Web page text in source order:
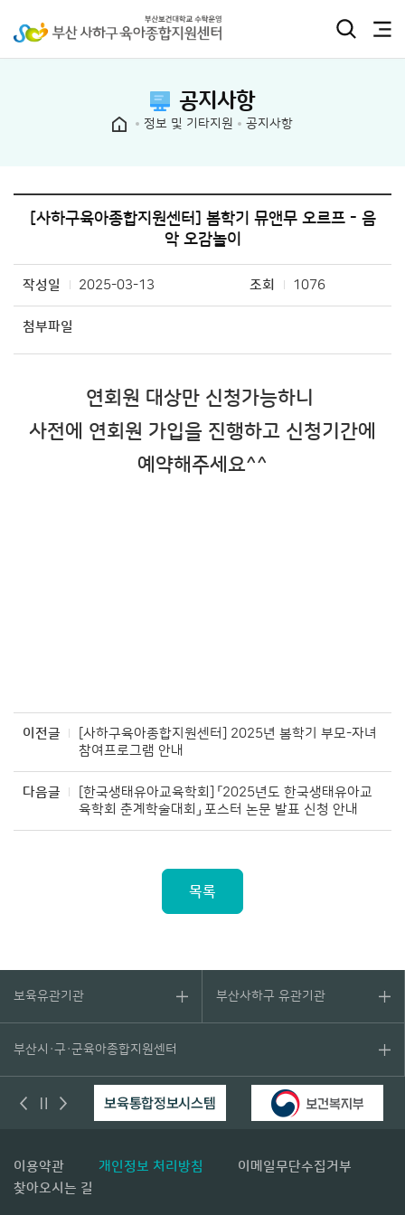
공지사항
정보 및 기타지원 공지사항
[사하구육아종합지원센터] 봄학기 뮤앤무 오르프 - 음
악 오감놀이
작성일 2025-03-13 조회 1076
첨부파일
연회원 대상만 신청가능하니
사전에 연회원 가입을 진행하고 신청기간에
예약해주세요^^
이전글
[사하구육아종합지원센터] 2025년 봄학기 부모-자녀
참여프로그램 안내
다음글
[한국생태유아교육학회] 「2025년도 한국생태유아교
육학회 춘계학술대회」 포스터 논문 발표 신청 안내
목록
보육유관기관 부산사하구 유관기관
부산시·구·군육아종합지원센터
이용약관 개인정보 처리방침
이메일무단수집거부
찾아오시는 길